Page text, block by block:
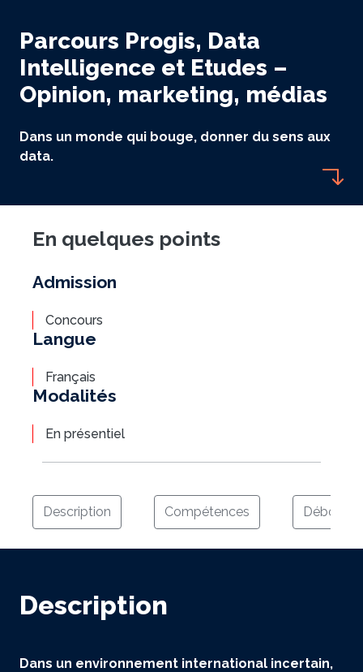
Parcours Progis, Data
Intelligence et Etudes –
Opinion, marketing, médias
Dans un monde qui bouge, donner du sens aux
data.
En quelques points
Admission
Concours
Langue
Français
Modalités
En présentiel
Description Compétences
Description
Dans un environnement international incertain,